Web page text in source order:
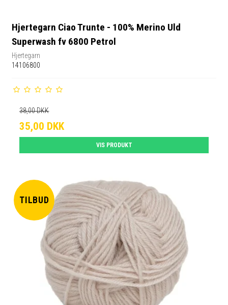
Hjertegarn Ciao Trunte - 100% Merino Uld
Superwash fv 6800 Petrol
Hjertegarn
14106800
38,00 DKK
35,00 DKK
VIS PRODUKT
TILBUD